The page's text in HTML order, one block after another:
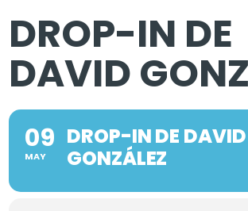
DROP-IN DE
DAVID
09
MAY
DROP-IN DE DAVID
GONZÁLEZ